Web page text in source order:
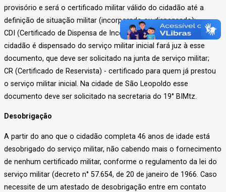
provisório e será o certificado militar válido do cidadão até a
definição de situação militar (incorporado ou dispensado);
CDI (Certificado de Dispensa de Incorporação) - quando o
cidadão é dispensado do serviço militar inicial fará juz à esse
documento, que deve ser solicitado na junta de serviço militar;
CR (Certificado de Reservista) - certificado para quem já prestou
o serviço militar inicial. Na cidade de São Leopoldo esse
documento deve ser solicitado na secretaria do 19° BIMtz.
Desobrigação
A partir do ano que o cidadão completa 46 anos de idade está
desobrigado do serviço militar, não cabendo mais o fornecimento
de nenhum certificado militar, conforme o regulamento da lei do
serviço militar (decreto n° 57.654, de 20 de janeiro de 1966. Caso
necessite de um atestado de desobrigação entre em contato